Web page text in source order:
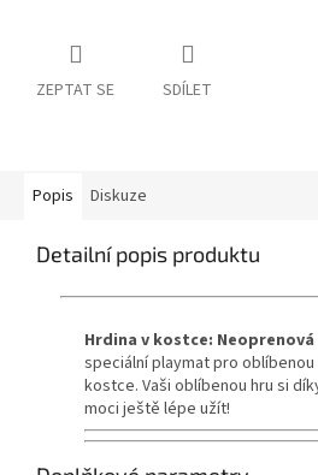
ZEPTAT SE SDÍLET
Popis Diskuze
Detailní popis produktu
Hrdina v kostce:
speciální playmat pro oblíbenou
kostce. Vaši oblíbenou hru si
moci ještě lépe užít!